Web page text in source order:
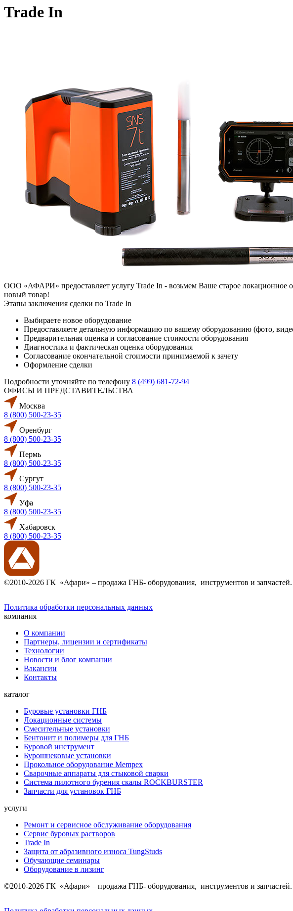
Trade In
ООО «АФАРИ» предоставляет услугу Trade In - возьмем Ваше старое локационное
новый товар!
Этапы заключения сделки по Trade In
Выбираете новое оборудование
Предоставляете детальную информацию по вашему оборудованию (фото,
Предварительная оценка и согласование стоимости оборудования
Диагностика и фактическая оценка оборудования
Согласование окончательной стоимости принимаемой к зачету
Оформление сделки
Подробности уточняйте по телефону 8 (499) 681-72-94
ОФИСЫ И ПРЕДСТАВИТЕЛЬСТВА
Москва
8 (800) 500-23-35
Оренбург
8 (800) 500-23-35
Пермь
8 (800) 500-23-35
Сургут
8 (800) 500-23-35
Уфа
8 (800) 500-23-35
Хабаровск
8 (800) 500-23-35
©2010-2026 ГК «Афари» – продажа ГНБ- оборудования, инструментов и
Политика обработки персональных данных
компания
О компании
Партнеры, лицензии и сертификаты
Технологии
Новости и блог компании
Вакансии
Контакты
каталог
Буровые установки ГНБ
Локационные системы
Смесительные установки
Бентонит и полимеры для ГНБ
Буровой инструмент
Бурошнековые установки
Прокольное оборудование Mempex
Сварочные аппараты для стыковой сварки
Система пилотного бурения скалы ROCKBURSTER
Запчасти для установок ГНБ
услуги
Ремонт и сервисное обслуживание оборудования
Сервис буровых растворов
Trade In
Защита от абразивного износа TungStuds
Обучающие семинары
Оборудование в лизинг
©2010-2026 ГК «Афари» – продажа ГНБ- оборудования, инструментов и